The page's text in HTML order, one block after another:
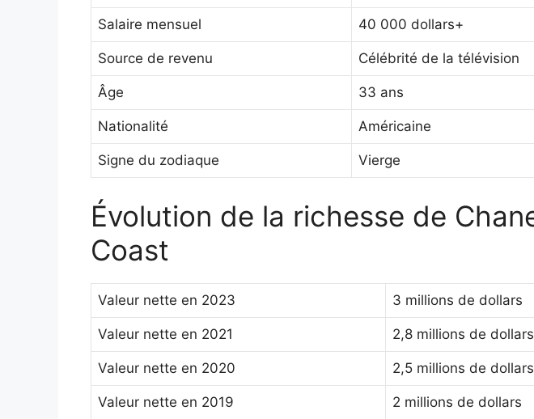
Salaire mensuel 40 000 dollars+
Source de revenu Célébrité de la télévision
Âge 33 ans
Nationalité Américaine
Signe du zodiaque Vierge
Évolution de la richesse de
Coast
Valeur nette en 2023 3 millions de dollars
Valeur nette en 2021 2,8 millions de dollars
Valeur nette en 2020 2,5 millions de dollars
Valeur nette en 2019 2 millions de dollars